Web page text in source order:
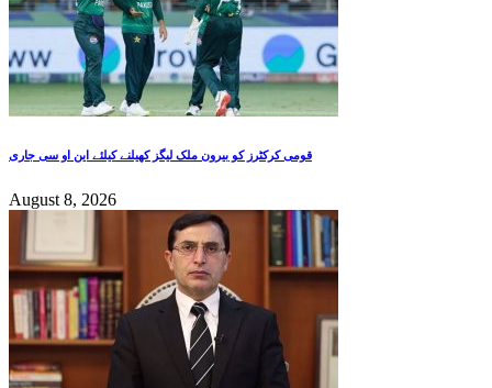
قومی کرکٹرز کو بیرون ملک لیگز کھیلنے کیلئے این او سی جاری
August 8, 2026